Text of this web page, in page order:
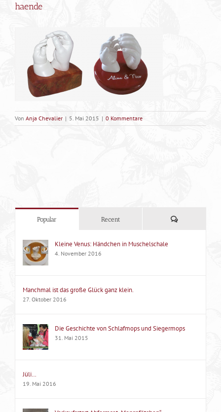
haende
Von Anja Chevalier | 5. Mai 2015 | 0 Kommentare
Popular Recent Kommentare
Kleine Venus: Händchen in Muschelschale
4. November 2016
Manchmal ist das große Glück ganz klein.
27. Oktober 2016
Die Geschichte von Schlafmops und Siegermops
31. Mai 2015
Jüli…
19. Mai 2016